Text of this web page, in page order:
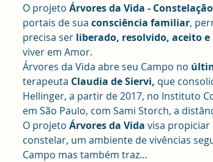
O projeto Árvores da Vida -
portais de sua consciência familiar,
precisa ser liberado, resolvido, aceito
viver em Amor.
Árvores da Vida abre seu Campo no
terapeuta Claudia de Siervi, que
Hellinger, a partir de 2017, no Instituto
em São Paulo, com Sami Storch, a
O projeto Árvores da Vida visa propiciar
constelar, um ambiente de vivências
Campo mas também traz…